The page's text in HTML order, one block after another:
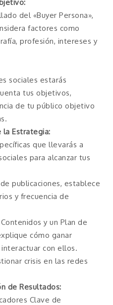
del «Buyer Persona»,
factores como
profesión, intereses y
sociales estarás
tus objetivos,
de tu público objetivo
la Estrategia:
que llevarás a
para alcanzar tus
publicaciones, establece
y frecuencia de
y un Plan de
cómo ganar
con ellos.
crisis en las redes
de Resultados:
Clave de